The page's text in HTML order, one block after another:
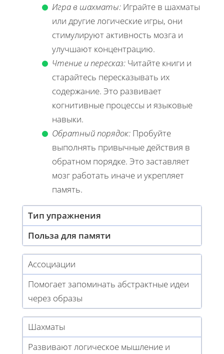
Игра в шахматы: Играйте в шахматы
или другие логические игры, они
стимулируют активность мозга и
улучшают концентрацию.
Чтение и пересказ: Читайте книги и
старайтесь пересказывать их
содержание. Это развивает
когнитивные процессы и языковые
навыки.
Обратный порядок: Пробуйте
выполнять привычные действия в
обратном порядке. Это заставляет
мозг работать иначе и укрепляет
память.
Тип упражнения
Польза для памяти
Ассоциации
Помогает запоминать абстрактные идеи
через образы
Шахматы
Развивают логическое мышление и